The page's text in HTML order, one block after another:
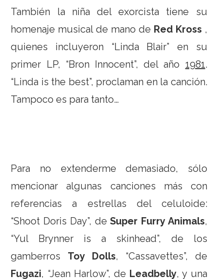
También la niña del exorcista tiene su
homenaje musical de mano de Red Kross ,
quienes incluyeron “Linda Blair” en su
primer LP, “Bron Innocent”, del año 1981.
“Linda is the best”, proclaman en la canción.
Tampoco es para tanto…
Para no extenderme demasiado, sólo
mencionar algunas canciones más con
referencias a estrellas del celuloide:
“Shoot Doris Day”, deSuper Furry Animals,
“Yul Brynner is a skinhead”, de los
gamberros Toy Dolls, “Cassavettes”, de
Fugazi, “Jean Harlow”, de Leadbelly, y una